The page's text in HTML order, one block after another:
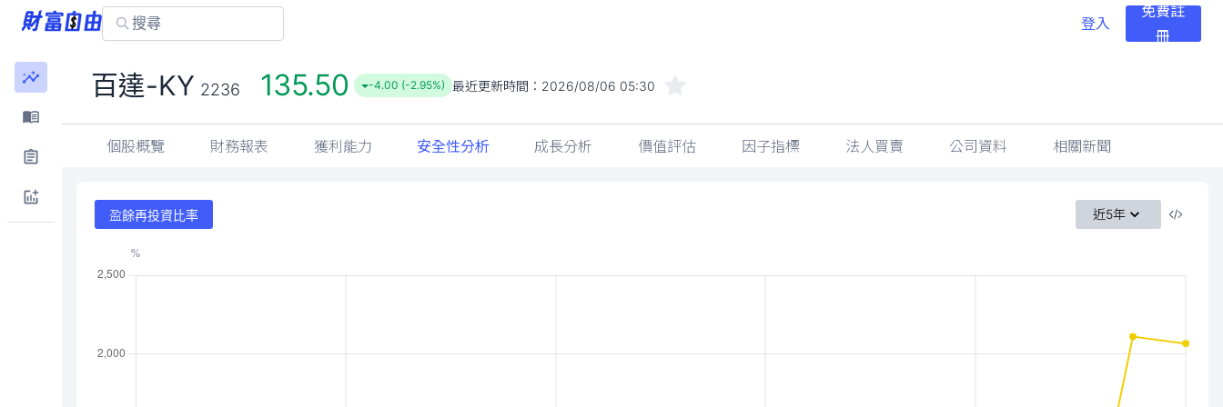
登入
免費註
冊
百達-KY 2236 135.50 -4.00 (-2.95%) 最近更新時間： 2026/08/06 05:30
個股概覽 財務報表 獲利能力 安全性分析 成長分析 價值評估 因子指標 法人買賣 公司資料 相關新聞
盈餘再投資比率 近5年